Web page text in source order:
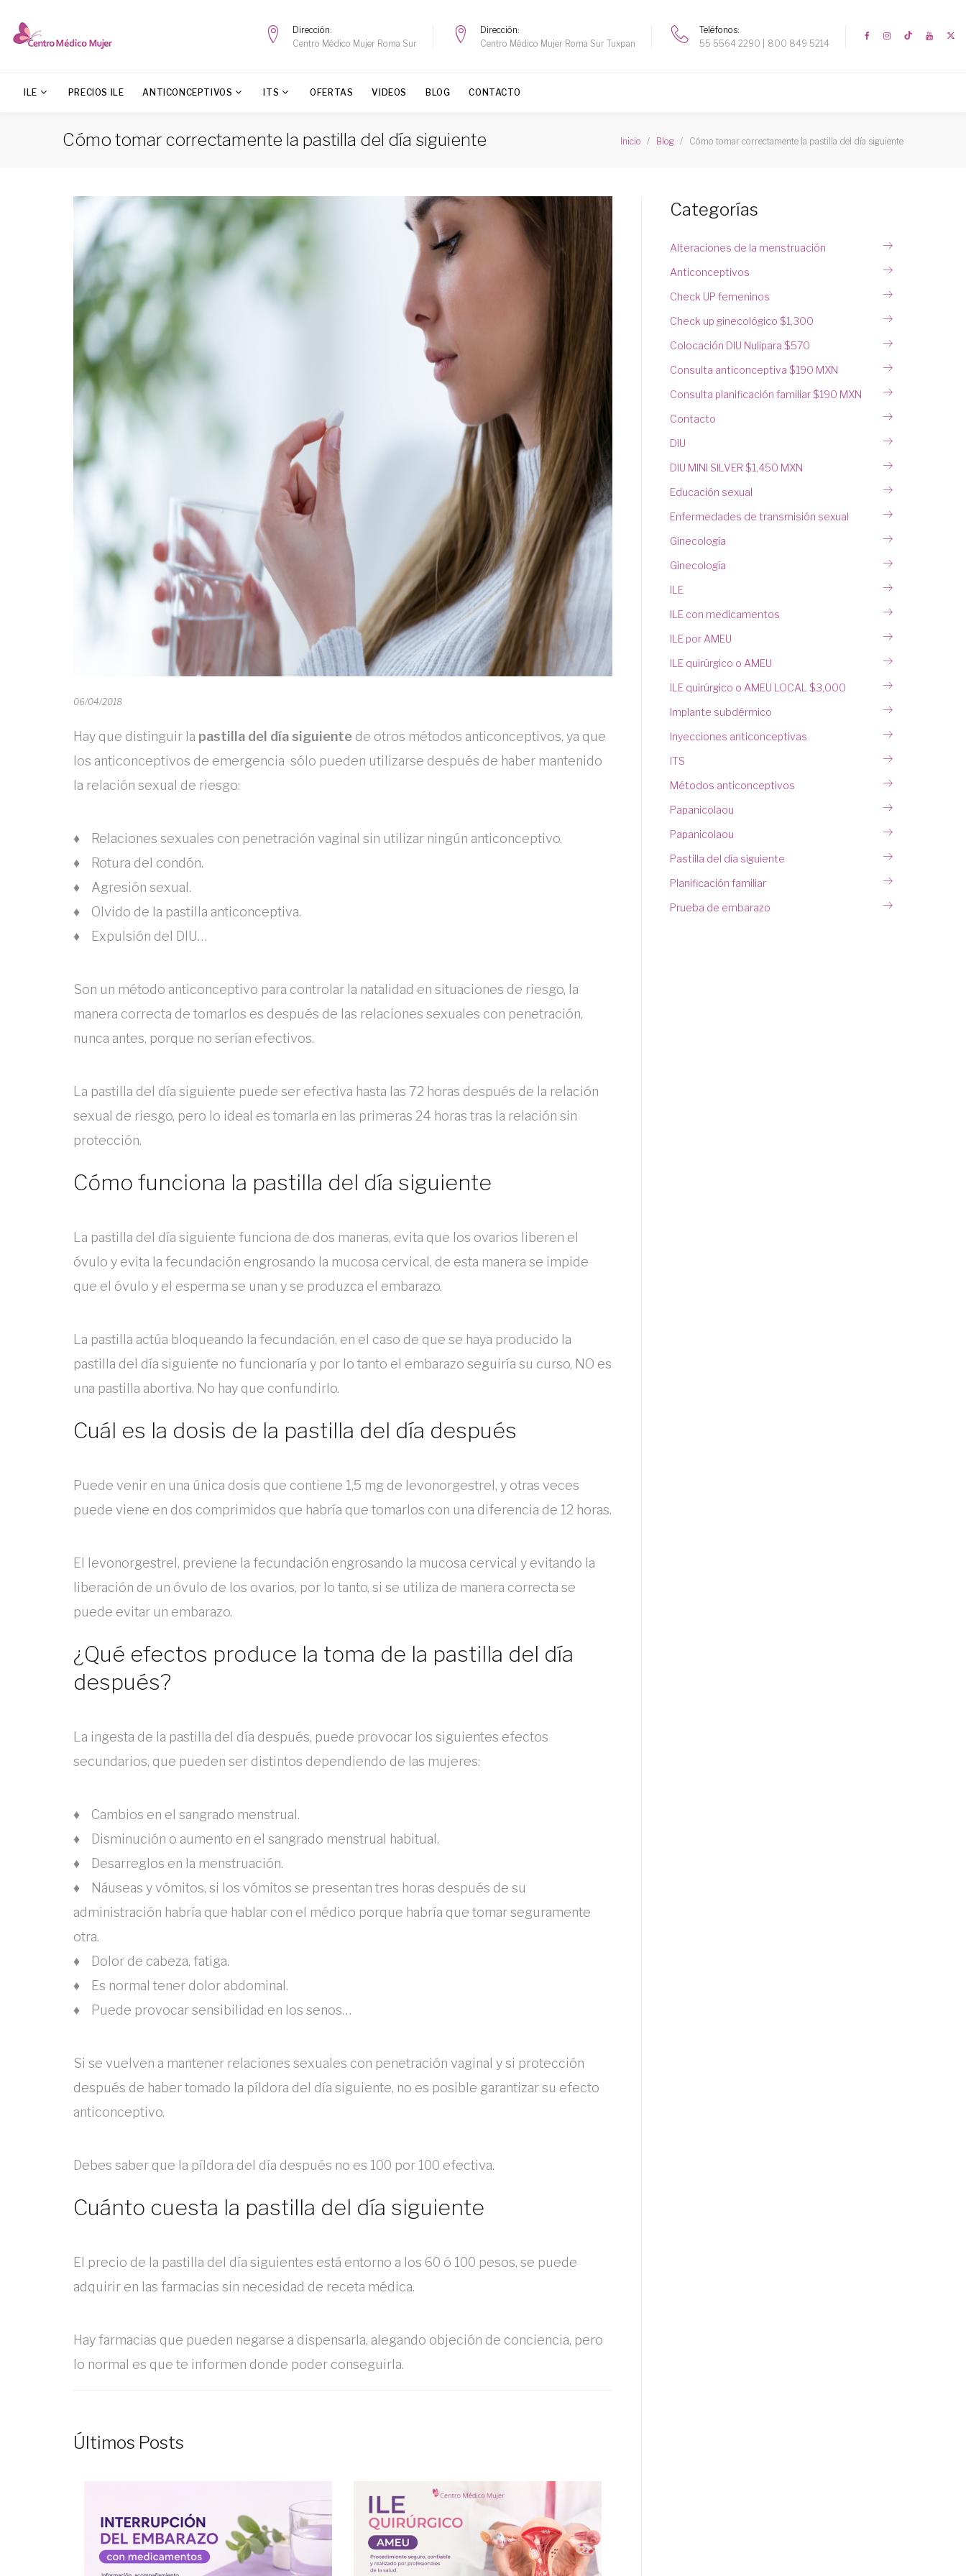
Dirección
Centro Médico Mujer Roma Sur
Dirección
Centro Médico Mujer Roma Sur Tuxpan
Teléfonos
55 5564 2290
800 849 5214
ILE PRECIOS ILE ANTICONCEPTIVOS ITS OFERTAS VIDEOS BLOG CONTACTO
Cómo tomar correctamente la pastilla del día siguiente Inicio Blog Cómo tomar correctamente la pastilla del día siguiente
06/04/2018
Hay que distinguir la pastilla del día siguiente de otros métodos anticonceptivos, ya que
los anticonceptivos de emergencia sólo pueden utilizarse después de haber mantenido
la relación sexual de riesgo:
♦ Relaciones sexuales con penetración vaginal sin utilizar ningún anticonceptivo.
♦ Rotura del condón.
♦ Agresión sexual.
♦ Olvido de la pastilla anticonceptiva.
♦ Expulsión del DIU…
Son un método anticonceptivo para controlar la natalidad en situaciones de riesgo, la
manera correcta de tomarlos es después de las relaciones sexuales con penetración,
nunca antes, porque no serían efectivos.
La pastilla del día siguiente puede ser efectiva hasta las 72 horas después de la relación
sexual de riesgo, pero lo ideal es tomarla en las primeras 24 horas tras la relación sin
protección.
Cómo funciona la pastilla del día siguiente
La pastilla del día siguiente funciona de dos maneras, evita que los ovarios liberen el
óvulo y evita la fecundación engrosando la mucosa cervical, de esta manera se impide
que el óvulo y el esperma se unan y se produzca el embarazo.
La pastilla actúa bloqueando la fecundación, en el caso de que se haya producido la
pastilla del día siguiente no funcionaría y por lo tanto el embarazo seguiría su curso, NO es
una pastilla abortiva. No hay que confundirlo.
Cuál es la dosis de la pastilla del día después
Puede venir en una única dosis que contiene 1,5 mg de levonorgestrel, y otras veces
puede viene en dos comprimidos que habría que tomarlos con una diferencia de 12 horas.
El levonorgestrel, previene la fecundación engrosando la mucosa cervical y evitando la
liberación de un óvulo de los ovarios, por lo tanto, si se utiliza de manera correcta se
puede evitar un embarazo.
¿Qué efectos produce la toma de la pastilla del día
después?
La ingesta de la pastilla del día después, puede provocar los siguientes efectos
secundarios, que pueden ser distintos dependiendo de las mujeres:
♦ Cambios en el sangrado menstrual.
♦ Disminución o aumento en el sangrado menstrual habitual.
♦ Desarreglos en la menstruación.
♦ Náuseas y vómitos, si los vómitos se presentan tres horas después de su
administración habría que hablar con el médico porque habría que tomar seguramente
otra.
♦ Dolor de cabeza, fatiga.
♦ Es normal tener dolor abdominal.
♦ Puede provocar sensibilidad en los senos…
Si se vuelven a mantener relaciones sexuales con penetración vaginal y si protección
después de haber tomado la píldora del día siguiente, no es posible garantizar su efecto
anticonceptivo.
Debes saber que la píldora del día después no es 100 por 100 efectiva.
Cuánto cuesta la pastilla del día siguiente
El precio de la pastilla del día siguientes está entorno a los 60 ó 100 pesos, se puede
adquirir en las farmacias sin necesidad de receta médica.
Hay farmacias que pueden negarse a dispensarla, alegando objeción de conciencia, pero
lo normal es que te informen donde poder conseguirla.
Últimos Posts
Categorías
Alteraciones de la menstruación
Anticonceptivos
Check UP femeninos
Check up ginecológico $1,300
Colocación DIU Nulipara $570
Consulta anticonceptiva $190 MXN
Consulta planificación familiar $190 MXN
Contacto
DIU
DIU MINI SILVER $1,450 MXN
Educación sexual
Enfermedades de transmisión sexual
Ginecología
Ginecología
ILE
ILE con medicamentos
ILE por AMEU
ILE quirúrgico o AMEU
ILE quirúrgico o AMEU LOCAL $3,000
Implante subdérmico
Inyecciones anticonceptivas
ITS
Métodos anticonceptivos
Papanicolaou
Papanicolaou
Pastilla del día siguiente
Planificación familiar
Prueba de embarazo